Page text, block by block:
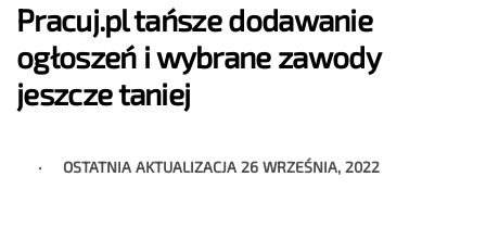
Pracuj.pl tańsze dodawanie
ogłoszeń i wybrane zawody
jeszcze taniej
OSTATNIA AKTUALIZACJA 26 WRZEŚNIA, 2022